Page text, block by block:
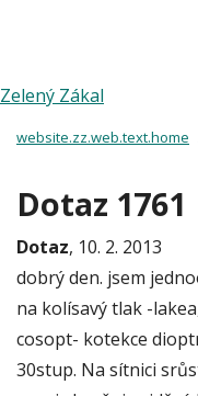
Zelený Zákal
website.zz.web.text.home
Dotaz 1761
Dotaz, 10. 2. 2013
dobrý den. jsem
na kolísavý tlak -
cosopt- kotekce
30stup. Na sítnici